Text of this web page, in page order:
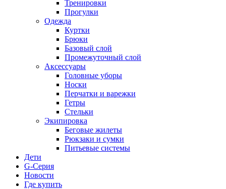
Тренировки
Прогулки
Одежда
Куртки
Брюки
Базовый слой
Промежуточный слой
Аксессуары
Головные уборы
Носки
Перчатки и варежки
Гетры
Стельки
Экипировка
Беговые жилеты
Рюкзаки и сумки
Питьевые системы
Дети
G-Серия
Новости
Где купить